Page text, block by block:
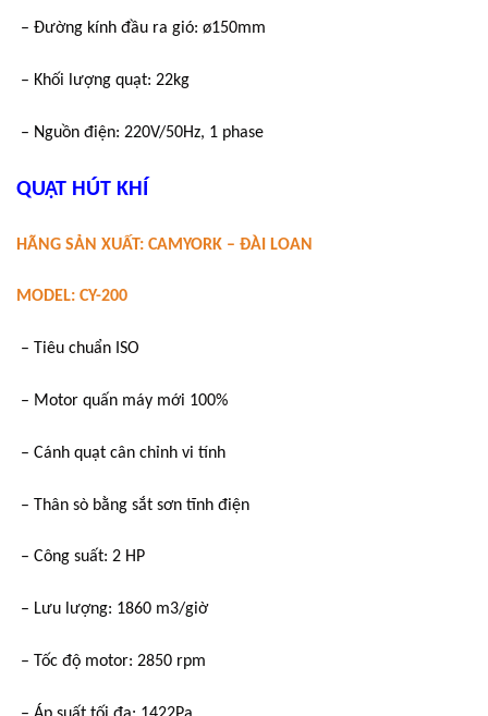
– Đường kính đầu ra gió: ø150mm
– Khối lượng quạt: 22kg
– Nguồn điện: 220V/50Hz, 1 phase
QUẠT HÚT KHÍ
HÃNG SẢN XUẤT: CAMYORK – ĐÀI LOAN
MODEL: CY-200
– Tiêu chuẩn ISO
– Motor quấn máy mới 100%
– Cánh quạt cân chỉnh vi tính
– Thân sò bằng sắt sơn tĩnh điện
– Công suất: 2 HP
– Lưu lượng: 1860 m3/giờ
– Tốc độ motor: 2850 rpm